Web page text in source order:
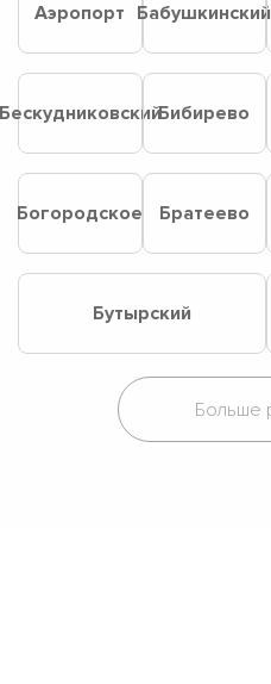
Аэропорт Бабушкинский
Бибирево
Богородское Братеево
Бутырский